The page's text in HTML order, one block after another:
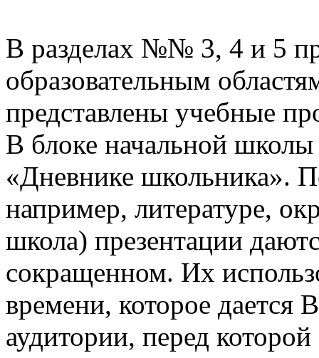
В разделах №№ 3, 4 и 5
образовательным
представлены учебные
В блоке начальной
«Дневнике школьника».
например, литературе,
школа) презентации
сокращенном. Их
времени, которое дается
аудитории, перед